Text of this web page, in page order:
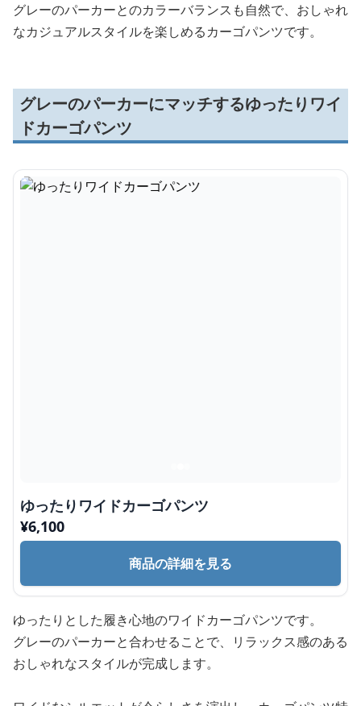
グレーのパーカーとのカラーバランスも自然で、おしゃれ
なカジュアルスタイルを楽しめるカーゴパンツです。
グレーのパーカーにマッチするゆったりワイ
ドカーゴパンツ
ゆったりワイドカーゴパンツ
¥6,100
商品の詳細を見る
ゆったりとした履き心地のワイドカーゴパンツです。
グレーのパーカーと合わせることで、リラックス感のある
おしゃれなスタイルが完成します。